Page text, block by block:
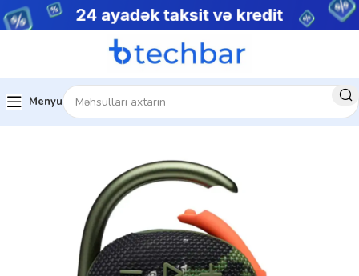
Menyu
Ev Audio texnika Blutuz dinamiklər